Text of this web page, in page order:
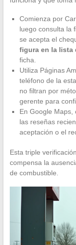
Comienza por
luego consulta la
se acepta el
figura en la lista
ficha.
Utiliza Páginas
teléfono de la
no filtran por
gerente para
En Google Maps,
las reseñas
aceptación o el
Esta triple
compensa la
de combustible.